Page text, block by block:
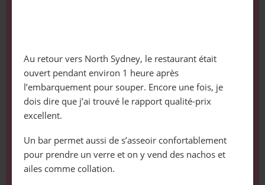
Au retour vers North Sydney, le restaurant était
ouvert pendant environ 1 heure après
l’embarquement pour souper. Encore une fois, je
dois dire que j’ai trouvé le rapport qualité-prix
excellent.
Un bar permet aussi de s’asseoir confortablement
pour prendre un verre et on y vend des nachos et
ailes comme collation.